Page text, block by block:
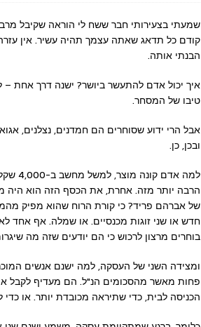
שמעתי בצעירותי חבר ששח לי הוראה שקיבל
קודם כל תדאג שאתה עצמך תהיה עשיר. אין
הבנתי אותה.
איך יכול אדם להתעשר ביושר? ישנה דרך אחת
טיבו של המסחר.
אבל הרי ידוע שסוחרים הם חמדנים, נצלנים,
ובכן, כן.
למה
של אברהם פריד? כי קורת הרוח שהוא מפיק
חדש או שני זוגות מכנסיים. או שמלה. אף אחד
בוחרים מרצון לרכוש כי הם יודעים שזה מה
ומצידה השני של העסקה, למה ישנם אנשים
פחות מאשר מהסכומים הנ"ל. הם מעדיף לקבל
הכניסה לבית, כדי שתיראה מכובדת יותר. או